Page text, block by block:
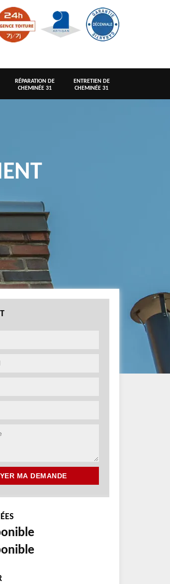
RÉPARATION DE
CHEMINÉE 31
ENTRETIEN DE
CHEMINÉE 31